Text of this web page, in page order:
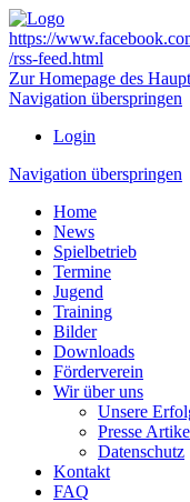
https://
/rss-feed.html
Zur Homepage des
Navigation überspringen
Login
Navigation überspringen
Home
News
Spielbetrieb
Termine
Jugend
Training
Bilder
Downloads
Förderverein
Wir über uns
Unsere
Presse
Datenschutz
Kontakt
FAQ